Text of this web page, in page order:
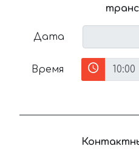
Дата
Время